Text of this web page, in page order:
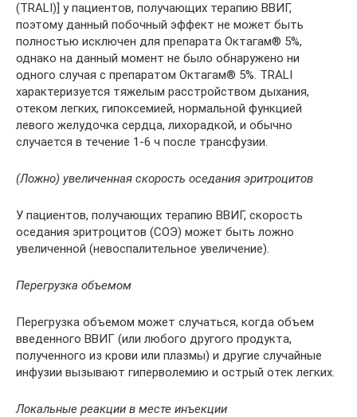
(TRALI)] у пациентов, получающих терапию ВВИГ,
поэтому данный побочный эффект не может быть
полностью исключен для препарата Октагам® 5%,
однако на данный момент не было обнаружено ни
одного случая с препаратом Октагам® 5%. TRALI
характеризуется тяжелым расстройством дыхания,
отеком легких, гипоксемией, нормальной функцией
левого желудочка сердца, лихорадкой, и обычно
случается в течение 1-6 ч после трансфузии.
(Ложно) увеличенная скорость оседания эритроцитов
У пациентов, получающих терапию ВВИГ, скорость
оседания эритроцитов (СОЭ) может быть ложно
увеличенной (невоспалительное увеличение).
Перегрузка объемом
Перегрузка объемом может случаться, когда объем
введенного ВВИГ (или любого другого продукта,
полученного из крови или плазмы) и другие случайные
инфузии вызывают гиперволемию и острый отек легких.
Локальные реакции в месте инъекции